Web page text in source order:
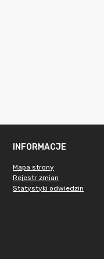
INFORMACJE
Mapa strony
Rejestr zmian
Statystyki odwiedzin